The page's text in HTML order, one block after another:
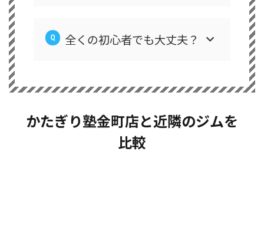
全くの初心者でも大丈夫？
かたぎり塾金町店と近隣のジムを
比較